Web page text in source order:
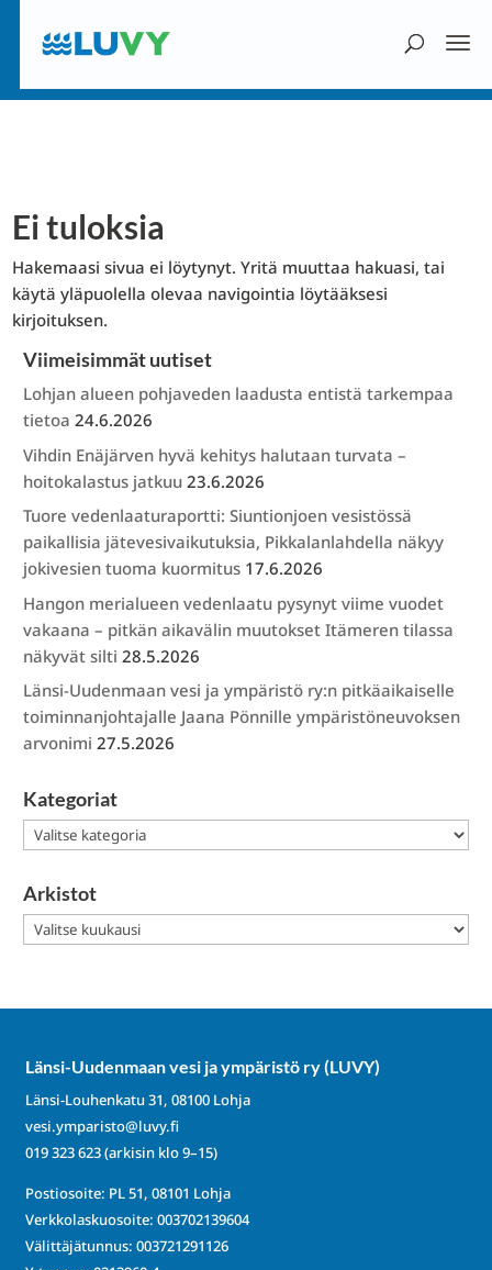
Ei tuloksia
Hakemaasi sivua ei löytynyt. Yritä muuttaa hakuasi, tai
käytä yläpuolella olevaa navigointia löytääksesi
kirjoituksen.
Viimeisimmät uutiset
Lohjan alueen pohjaveden laadusta entistä tarkempaa
tietoa 24.6.2026
Vihdin Enäjärven hyvä kehitys halutaan turvata –
hoitokalastus jatkuu 23.6.2026
Tuore vedenlaaturaportti: Siuntionjoen vesistössä
paikallisia jätevesivaikutuksia, Pikkalanlahdella näkyy
jokivesien tuoma kuormitus 17.6.2026
Hangon merialueen vedenlaatu pysynyt viime vuodet
vakaana – pitkän aikavälin muutokset Itämeren tilassa
näkyvät silti 28.5.2026
Länsi-Uudenmaan vesi ja ympäristö ry:n pitkäaikaiselle
toiminnanjohtajalle Jaana Pönnille ympäristöneuvoksen
arvonimi 27.5.2026
Kategoriat
Kategoriat
Arkistot
Arkistot
Länsi-Uudenmaan vesi ja ympäristö ry (LUVY)
Länsi-Louhenkatu 31, 08100 Lohja
vesi.ymparisto@luvy.fi
019 323 623(arkisin klo 9–15)
Postiosoite: PL 51, 08101 Lohja
Verkkolaskuosoite: 003702139604
Välittäjätunnus: 003721291126